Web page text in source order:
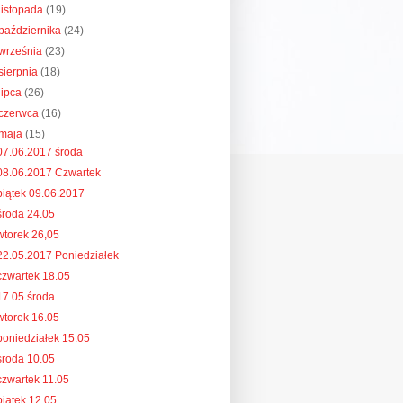
listopada(19)
(24)
(23)
(18)
lipca(26)
(16)
(15)
środa
Czwartek
09.06.2017
24.05
26,05
Poniedziałek
18.05
środa
16.05
15.05
10.05
11.05
12.05